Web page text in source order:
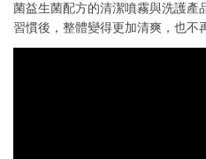
菌益生菌配方的清潔噴霧與洗護產
習慣後，整體變得更加清爽，也不